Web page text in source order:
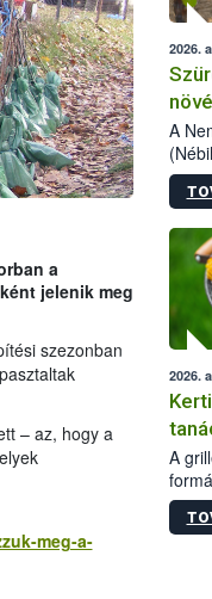
a
jelenik meg
szezonban
– az, hogy a
meg-a-
2026.
A
Az
2026.
A